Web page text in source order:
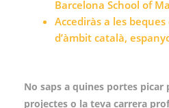
Barcelona School of
Accediràs a les
d’àmbit català,
No saps a quines portes
projectes o la teva carrera